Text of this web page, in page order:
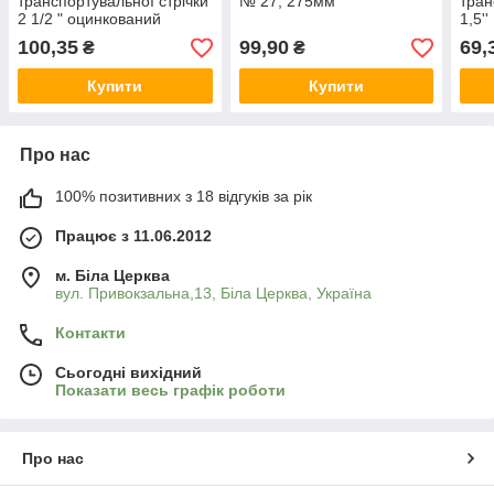
2 1/2 " оцинкований
100,35 ₴
Купити
99,90₴
Купити
1,5''
Про нас
100% позитивних з 18 відгуків за рік
Працює з 11.06.2012
м. Біла Церква
вул. Привокзальна,13, Біла Церква, Україна
Контакти
Сьогодні вихідний
Показати весь графік роботи
Про нас